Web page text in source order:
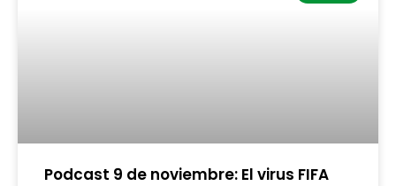
Podcast 9 de noviembre: El virus FIFA